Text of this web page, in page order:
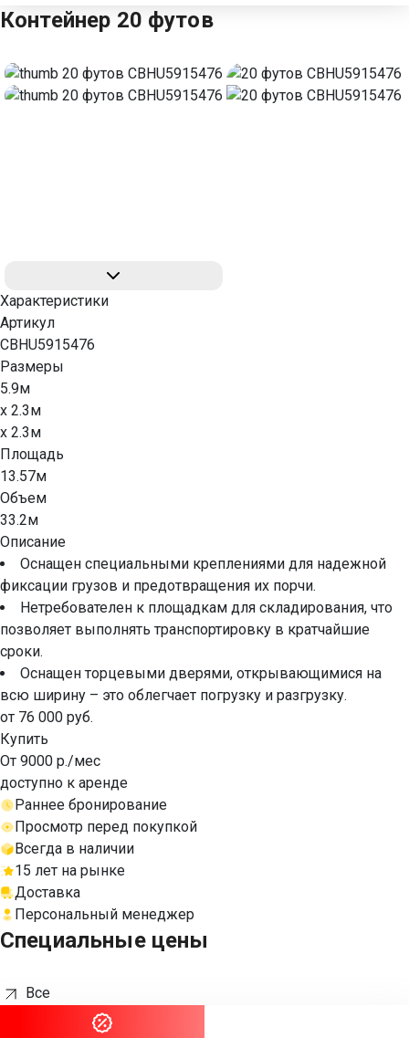
Контейнер 20 футов
Характеристики
Артикул
CBHU5915476
Размеры
5.9м
x 2.3м
x 2.3м
Площадь
13.57м
Объем
33.2м
Описание
Оснащен специальными креплениями для надежной
фиксации грузов и предотвращения их порчи.
Нетребователен к площадкам для складирования, что
позволяет выполнять транспортировку в кратчайшие
сроки.
Оснащен торцевыми дверями, открывающимися на
всю ширину – это облегчает погрузку и разгрузку.
от 76 000 руб.
Купить
От 9000 р./мес
доступно к аренде
Раннее бронирование
Просмотр перед покупкой
Всегда в наличии
15 лет на рынке
Доставка
Персональный менеджер
Специальные цены
Все